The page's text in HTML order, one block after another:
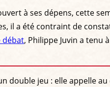
à ses dépens, cette
il a été contraint de
débat, Philippe Juvin a tenu
jeu : elle appelle